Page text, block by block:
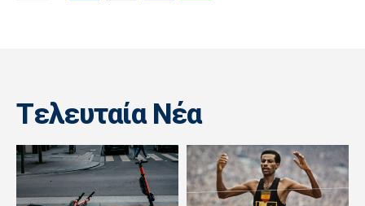
Tελευταία Nέα